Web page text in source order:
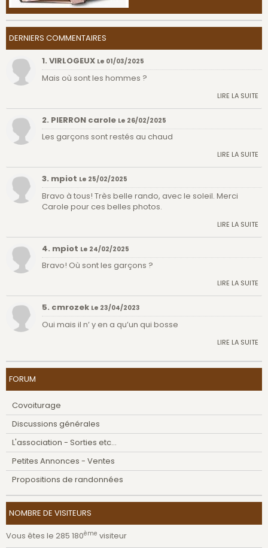
DERNIERS COMMENTAIRES
1. VIRLOGEUX Le 01/03/2025
Mais où sont les hommes ?
LIRE LA SUITE
2. PIERRON carole Le 26/02/2025
Les garçons sont restés au chaud
LIRE LA SUITE
3. mpiot Le 25/02/2025
Bravo à tous! Très belle rando, avec le soleil. Merci
Carole pour ces belles photos.
LIRE LA SUITE
4. mpiot Le 24/02/2025
Bravo! Où sont les garçons ?
LIRE LA SUITE
5. cmrozek Le 23/04/2023
Oui mais il n’ y en a qu’un qui bosse
LIRE LA SUITE
FORUM
Covoiturage
Discussions générales
L'association - Sorties etc...
Petites Annonces - Ventes
Propositions de randonnées
NOMBRE DE VISITEURS
Vous êtes le 285 180ème visiteur